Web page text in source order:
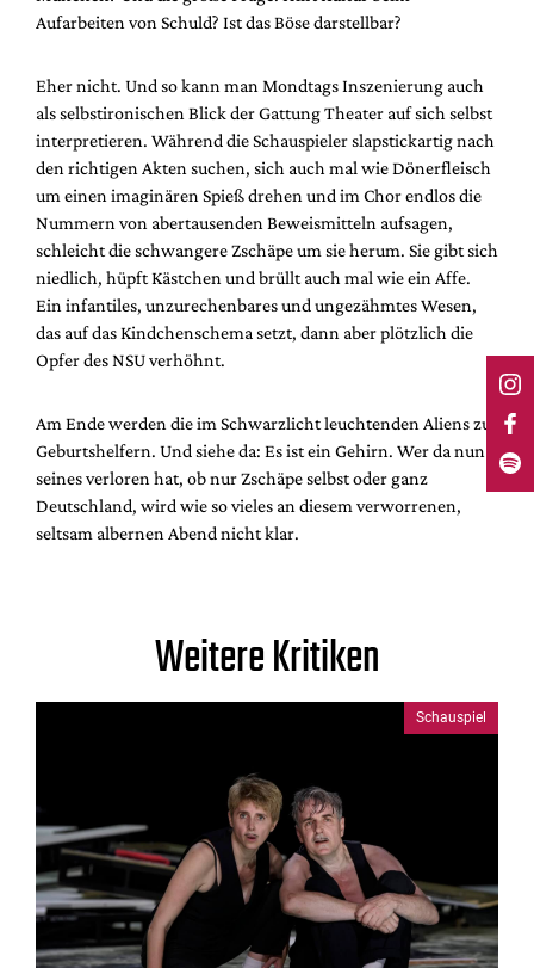
Aufarbeiten von Schuld? Ist das Böse darstellbar?
Eher nicht. Und so kann man Mondtags Inszenierung auch
als selbstironischen Blick der Gattung Theater auf sich selbst
interpretieren. Während die Schauspieler slapstickartig nach
den richtigen Akten suchen, sich auch mal wie Dönerfleisch
um einen imaginären Spieß drehen und im Chor endlos die
Nummern von abertausenden Beweismitteln aufsagen,
schleicht die schwangere Zschäpe um sie herum. Sie gibt sich
niedlich, hüpft Kästchen und brüllt auch mal wie ein Affe.
Ein infantiles, unzurechenbares und ungezähmtes Wesen,
das auf das Kindchenschema setzt, dann aber plötzlich die
Opfer des NSU verhöhnt.
Am Ende werden die im Schwarzlicht leuchtenden Aliens zu
Geburtshelfern. Und siehe da: Es ist ein Gehirn. Wer da nun
seines verloren hat, ob nur Zschäpe selbst oder ganz
Deutschland, wird wie so vieles an diesem verworrenen,
seltsam albernen Abend nicht klar.
Weitere Kritiken
Schauspiel